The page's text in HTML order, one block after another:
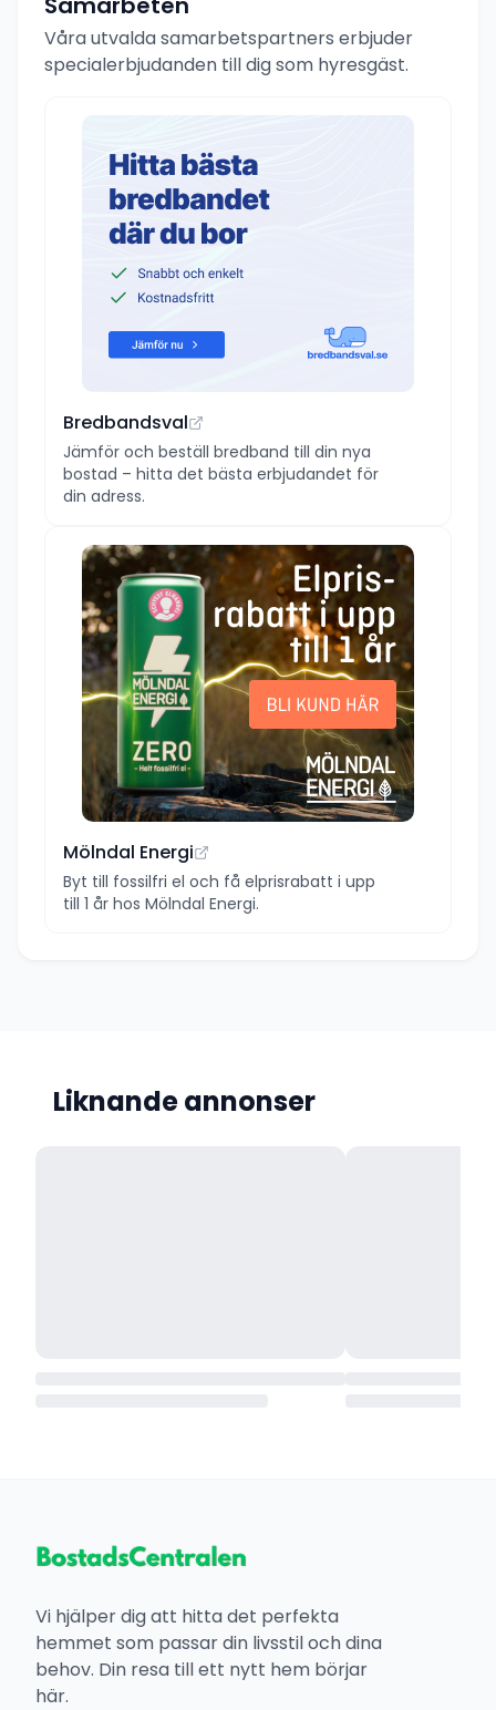
Våra utvalda samarbetspartners erbjuder
specialerbjudanden till dig som hyresgäst.
Bredbandsval
Jämför och beställ bredband till din nya
bostad – hitta det bästa erbjudandet för
din adress.
Mölndal Energi
Byt till fossilfri el och få elprisrabatt i upp
till 1 år hos Mölndal Energi.
Liknande annonser
Vi hjälper dig att hitta det perfekta
hemmet som passar din livsstil och dina
behov. Din resa till ett nytt hem börjar
här.